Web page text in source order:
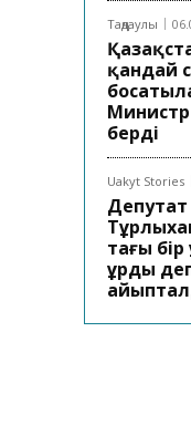
Таңдаулы
қандай
берді
Uakyt Stories
тағы
ұрды